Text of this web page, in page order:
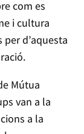
com es
i cultura
d’aquesta
Mútua
van a la
a la